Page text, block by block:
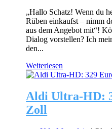
„Hallo Schatz! Wenn du
Rüben einkaufst – nimm
aus dem Angebot mit“!
Dialog vorstellen? Ich
den...
Weiterlesen
Aldi Ultra-HD:
Zoll